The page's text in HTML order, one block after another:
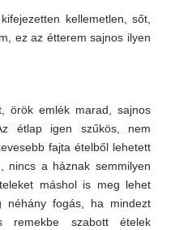
kellemetlen, sőt,
ez az étterem sajnos ilyen
örök emlék marad, sajnos
étlap igen szűkös, nem
fajta ételből lehetett
nincs a háznak semmilyen
máshol is meg lehet
néhány fogás, ha mindezt
remekbe szabott ételek